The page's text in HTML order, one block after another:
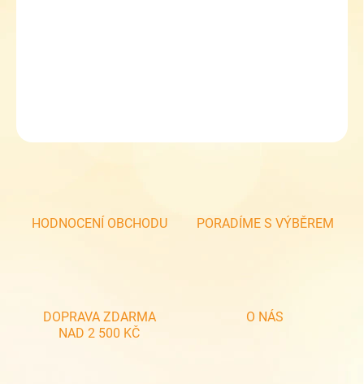
HODNOCENÍ OBCHODU PORADÍME S VÝBĚREM
DOPRAVA ZDARMA
NAD 2 500 KČ
O NÁS